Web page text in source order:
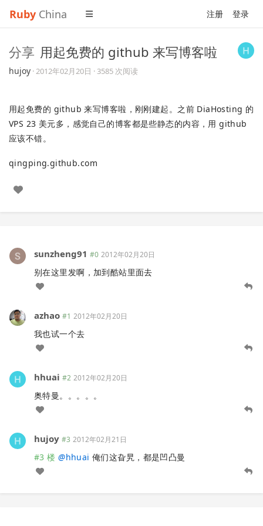
Ruby China 注册 登录
分享 用起免费的 github 来写博客啦
hujoy ·2012年02月20日 · 3585 次阅读
用起免费的 github 来写博客啦，刚刚建起。之前 DiaHosting 的
VPS 23 美元多，感觉自己的博客都是些静态的内容，用 github
应该不错。
qingping.github.com
sunzheng91 #0 2012年02月20日
别在这里发啊，加到酷站里面去
azhao #1 2012年02月20日
我也试一个去
hhuai #2 2012年02月20日
奥特曼。。。。。
hujoy #3 2012年02月21日
#3 楼 @hhuai 俺们这旮旯，都是凹凸曼